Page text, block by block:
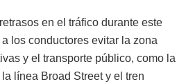
en el tráfico durante este
los conductores evitar la zona
y el transporte público, como la
línea Broad Street y el tren